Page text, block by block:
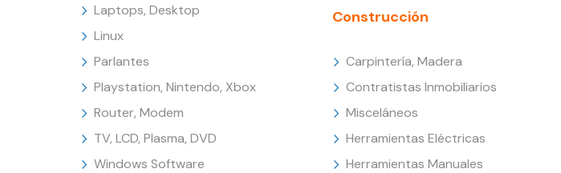
Laptops, Desktop
Linux
Parlantes
Playstation, Nintendo, Xbox
Router, Modem
TV, LCD, Plasma, DVD
Windows Software
Construcción
Carpintería, Madera
Contratistas Inmobiliarios
Misceláneos
Herramientas Eléctricas
Herramientas Manuales